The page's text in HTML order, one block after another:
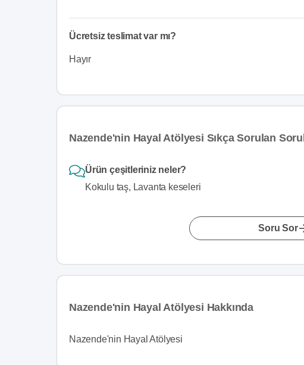
Ücretsiz teslimat var mı?
Hayır
Nazende'nin Hayal Atölyesi Sıkça Sorulan
Ürün çeşitleriniz neler?
Kokulu taş, Lavanta keseleri
Soru Sor
Nazende'nin Hayal Atölyesi Hakkında
Nazende'nin Hayal Atölyesi